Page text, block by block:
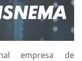
empresa de